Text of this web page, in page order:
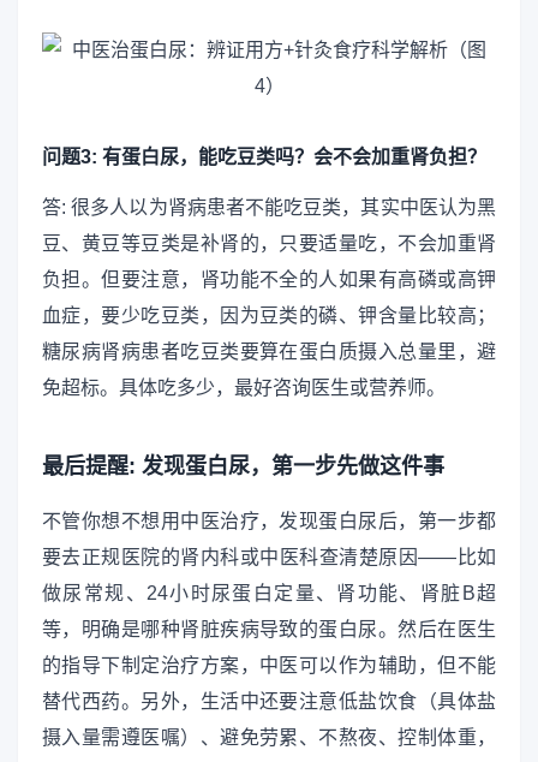
问题3: 有蛋白尿，能吃豆类吗？会不会加重肾负担？
答: 很多人以为肾病患者不能吃豆类，其实中医认为黑
豆、黄豆等豆类是补肾的，只要适量吃，不会加重肾
负担。但要注意，肾功能不全的人如果有高磷或高钾
血症，要少吃豆类，因为豆类的磷、钾含量比较高；
糖尿病肾病患者吃豆类要算在蛋白质摄入总量里，避
免超标。具体吃多少，最好咨询医生或营养师。
最后提醒: 发现蛋白尿，第一步先做这件事
不管你想不想用中医治疗，发现蛋白尿后，第一步都
要去正规医院的肾内科或中医科查清楚原因——比如
做尿常规、24小时尿蛋白定量、肾功能、肾脏B超
等，明确是哪种肾脏疾病导致的蛋白尿。然后在医生
的指导下制定治疗方案，中医可以作为辅助，但不能
替代西药。另外，生活中还要注意低盐饮食（具体盐
摄入量需遵医嘱）、避免劳累、不熬夜、控制体重，